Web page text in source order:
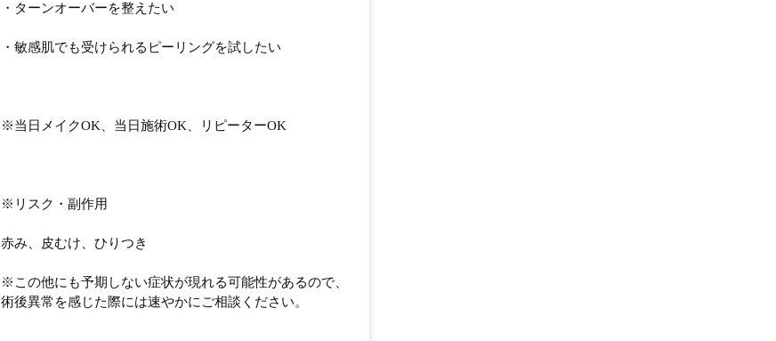
・ターンオーバーを整えたい
・敏感肌でも受けられるピーリングを試したい
※当日メイクOK、当日施術OK、リピーターOK
※リスク・副作用
赤み、皮むけ、ひりつき
※この他にも予期しない症状が現れる可能性があるので、
術後異常を感じた際には速やかにご相談ください。